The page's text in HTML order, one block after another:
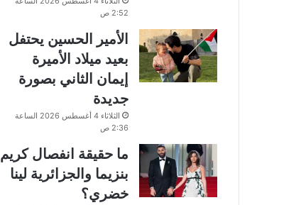
2:52 ص
الأمير الحسين يحتفل
بعيد ميلاد الأميرة
إيمان الثاني بصورة
جديدة
الثلاثاء 4 أغسطس 2026 الساعة
2:36 ص
ما حقيقة انفصال كريم
بنزيما والجزائرية لينا
خضري؟